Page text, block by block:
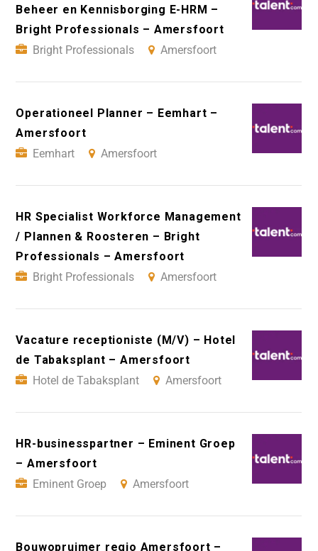
Beheer en Kennisborging E-HRM –
Bright Professionals – Amersfoort
Bright Professionals
Amersfoort
Operationeel Planner – Eemhart –
Amersfoort
Eemhart
Amersfoort
HR Specialist Workforce Management
/ Plannen & Roosteren – Bright
Professionals – Amersfoort
Bright Professionals
Amersfoort
Vacature receptioniste (M/V) – Hotel
de Tabaksplant – Amersfoort
Hotel de Tabaksplant
Amersfoort
HR-businesspartner – Eminent Groep
– Amersfoort
Eminent Groep
Amersfoort
Bouwopruimer regio Amersfoort –